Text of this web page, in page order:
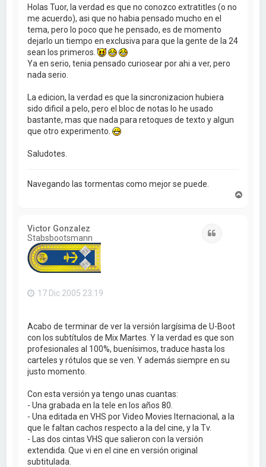
Holas Tuor, la verdad es que no conozco extratitles (o no
me acuerdo), asi que no habia pensado mucho en el
tema, pero lo poco que he pensado, es de momento
dejarlo un tiempo en exclusiva para que la gente de la 24
sean los primeros.
Ya en serio, tenia pensado curiosear por ahi a ver, pero
nada serio.
La edicion, la verdad es que la sincronizacion hubiera
sido dificil a pelo, pero el bloc de notas lo he usado
bastante, mas que nada para retoques de texto y algun
que otro experimento.
Saludotes.
Navegando las tormentas como mejor se puede.
Victor Gonzalez
Stabsbootsmann
17 Dic 2005 23:19
Acabo de terminar de ver la versión largísima de U-Boot
con los subtítulos de Mix Martes. Y la verdad es que son
profesionales al 100%, buenísimos, traduce hasta los
carteles y rótulos que se ven. Y además siempre en su
justo momento.
Con esta versión ya tengo unas cuantas:
- Una grabada en la tele en los años 80.
- Una editada en VHS por Video Movies Iternacional, a la
que le faltan cachos respecto a la del cine, y la Tv.
- Las dos cintas VHS que salieron con la versión
extendida. Que vi en el cine en versión original
subtitulada.